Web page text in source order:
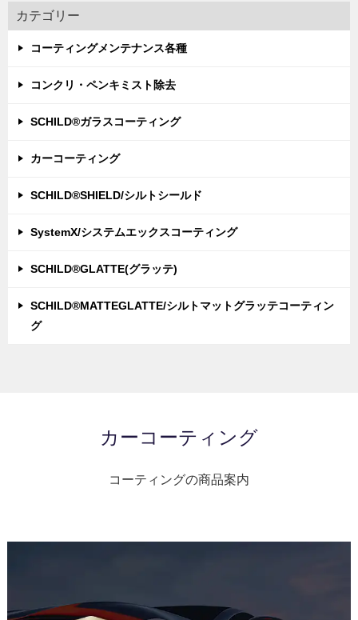
カテゴリー
コーティングメンテナンス各種
コンクリ・ペンキミスト除去
SCHILD®ガラスコーティング
カーコーティング
SCHILD®SHIELD/シルトシールド
SystemX/システムエックスコーティング
SCHILD®GLATTE(グラッテ)
SCHILD®MATTEGLATTE/シルトマットグラッテコーティン
グ
カーコーティング
コーティングの商品案内